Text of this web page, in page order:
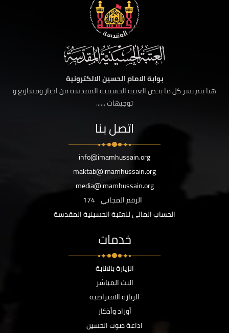
بوابة الامام الحسين الالكترونية
هنا يتم نشر كل ما يخص العتبة الحسينية المقدسة من اخبار ومشاريع و
توجيهات ......
اتصل بنا
info@imamhussain.org
maktab@imamhussain.org
media@imamhussain.org
الرقم المجاني 174
الحساب المالي للعتبة الحسينية المقدسة
خدمات
الزيارة بالانابة
البث المباشر
الزيارة الافتراضية
أوراد وأذكار
اذاعة صوت الحسين